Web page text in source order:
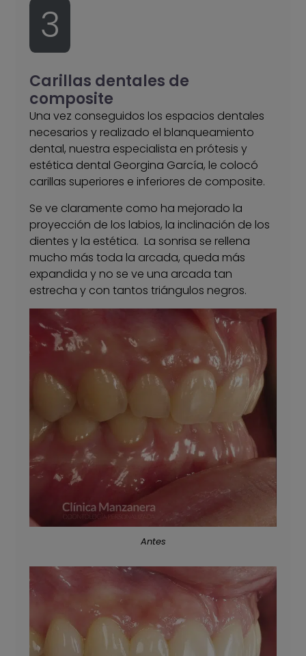
3
Carillas dentales de
composite
Una vez conseguidos los espacios dentales
necesarios y realizado el blanqueamiento
dental, nuestra especialista en prótesis y
estética dental Georgina García, le colocó
carillas superiores e inferiores de composite.
Se ve claramente como ha mejorado la
proyección de los labios, la inclinación de los
dientes y la estética. La sonrisa se rellena
mucho más toda la arcada, queda más
expandida y no se ve una arcada tan
estrecha y con tantos triángulos negros.
Antes